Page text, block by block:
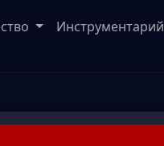
Инструментарий